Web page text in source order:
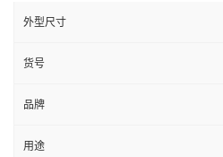
外型尺寸
货号
品牌
用途